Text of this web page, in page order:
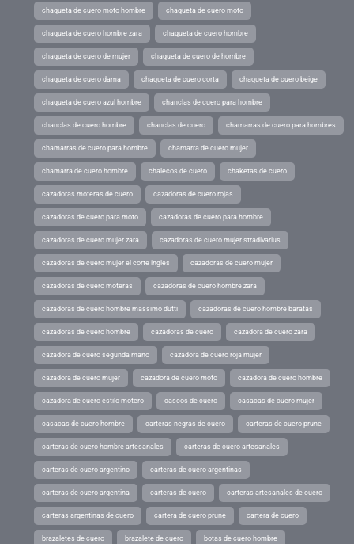
chaqueta de cuero moto hombre chaqueta de cuero moto
chaqueta de cuero hombre zara chaqueta de cuero hombre
chaqueta de cuero de mujer chaqueta de cuero de hombre
chaqueta de cuero dama chaqueta de cuero corta chaqueta de cuero beige
chaqueta de cuero azul hombre chanclas de cuero para hombre
chanclas de cuero hombre chanclas de cuero chamarras de cuero para hombres
chamarras de cuero para hombre chamarra de cuero mujer
chamarra de cuero hombre chalecos de cuero chaketas de cuero
cazadoras moteras de cuero cazadoras de cuero rojas
cazadoras de cuero para moto cazadoras de cuero para hombre
cazadoras de cuero mujer zara cazadoras de cuero mujer stradivarius
cazadoras de cuero mujer el corte ingles cazadoras de cuero mujer
cazadoras de cuero moteras cazadoras de cuero hombre zara
cazadoras de cuero hombre massimo dutti cazadoras de cuero hombre baratas
cazadoras de cuero hombre cazadoras de cuero cazadora de cuero zara
cazadora de cuero segunda mano cazadora de cuero roja mujer
cazadora de cuero mujer cazadora de cuero moto cazadora de cuero hombre
cazadora de cuero estilo motero cascos de cuero casacas de cuero mujer
casacas de cuero hombre carteras negras de cuero carteras de cuero prune
carteras de cuero hombre artesanales carteras de cuero artesanales
carteras de cuero argentino carteras de cuero argentinas
carteras de cuero argentina carteras de cuero carteras artesanales de cuero
carteras argentinas de cuero cartera de cuero prune cartera de cuero
brazaletes de cuero brazalete de cuero botas de cuero hombre